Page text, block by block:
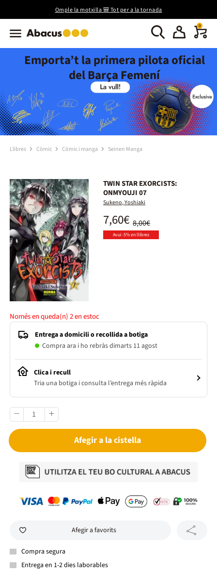
Omple la motxilla 🎒 Tot per a la tornada
0
Emporta’t la primera pilota oficial
del Barça Femení
Llibres Còmic Còmic i manga Seinen Manga
TWIN STAR EXORCISTS:
ONMYOUJI 07
Sukeno, Yoshiaki
8,00€
7,60€
Avui -5% en llibres
Només en queda(n)2en estoc
Entrega a domicili o recollida a botiga
Compra ara i ho rebràs dimarts 11 agost
Clica i recull
Tria una botiga i consulta l’entrega més ràpida
Afegir a la cistella
Afegir a favorits
Compra segura
Entrega en 1-2 dies laborables